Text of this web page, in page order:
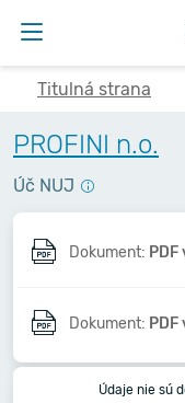
Titulná strana
PROFINI n.o.
Úč NUJ
Dokument:
Dokument:
Údaje nie sú